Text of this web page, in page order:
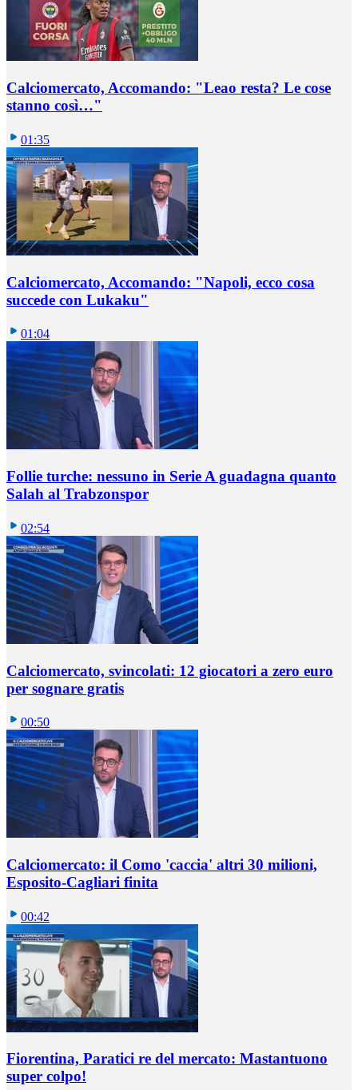
Calciomercato, Accomando: "Leao resta? Le cose
stanno così…"
01:35
Calciomercato, Accomando: "Napoli, ecco cosa
succede con Lukaku"
01:04
Follie turche: nessuno in Serie A guadagna quanto
Salah al Trabzonspor
02:54
Calciomercato, svincolati: 12 giocatori a zero euro
per sognare gratis
00:50
Calciomercato: il Como 'caccia' altri 30 milioni,
Esposito-Cagliari finita
00:42
Fiorentina, Paratici re del mercato: Mastantuono
super colpo!